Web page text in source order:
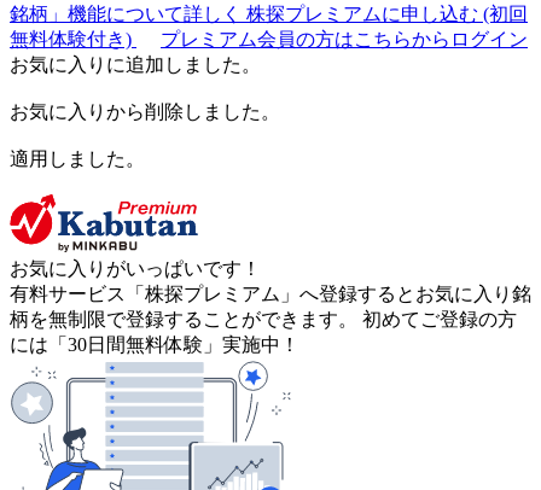
銘柄」機能について詳しく 株探プレミアムに申し込む (初回
無料体験付き)
プレミアム会員の方はこちらからログイン
お気に入りに追加しました。
お気に入りから削除しました。
適用しました。
お気に入りがいっぱいです！
有料サービス「株探プレミアム」へ登録するとお気に入り銘
柄を無制限で登録することができます。 初めてご登録の方
には「30日間無料体験」実施中！